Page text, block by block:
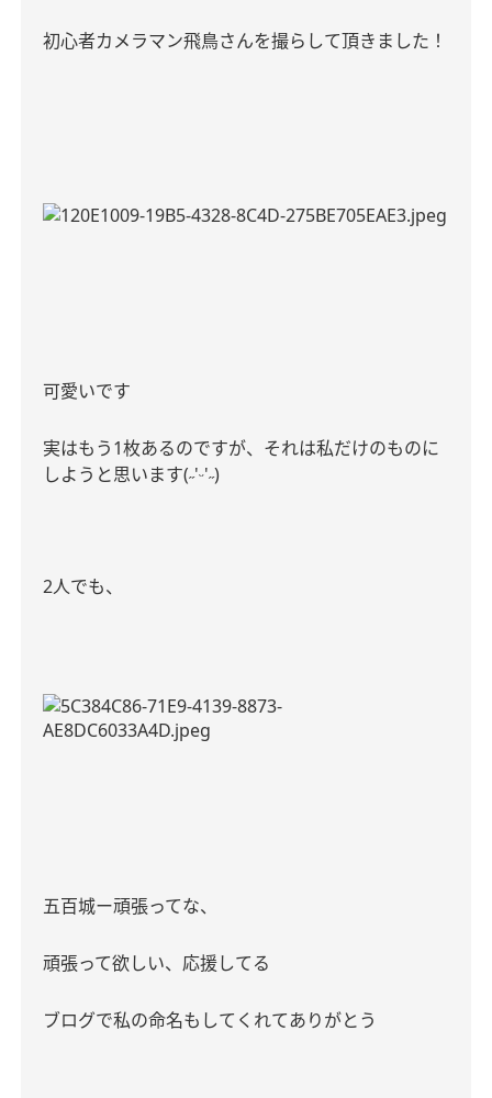
初心者カメラマン飛鳥さんを撮らして頂きました！
可愛いです
実はもう1枚あるのですが、それは私だけのものに
しようと思います(˶'ᵕ'˶)
2人でも、
五百城ー頑張ってな、
頑張って欲しい、応援してる
ブログで私の命名もしてくれてありがとう